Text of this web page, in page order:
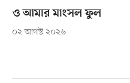
ও আমার মাংসল ফুল
০২ আগস্ট ২০২৬